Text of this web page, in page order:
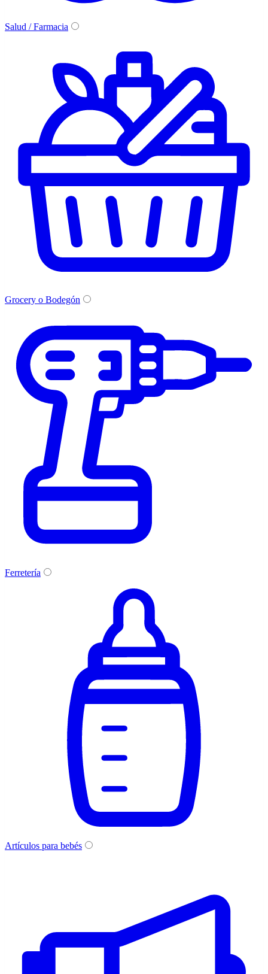
Salud / Farmacia
Grocery o Bodegón
Ferretería
Artículos para bebés